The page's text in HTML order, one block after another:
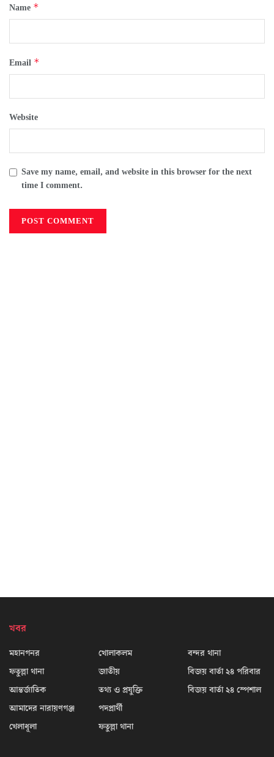
Name *
Email *
Website
Save my name, email, and website in this browser for the next
time I comment.
খবর
মহানগনর
ফতুল্লা থানা
আন্তর্জাতিক
আমাদের নারায়ণগঞ্জ
খেলাধূলা
খোলাকলম
জাতীয়
তথ্য ও প্রযুক্তি
পদপ্রার্থী
ফতুল্লা থানা
বন্দর থানা
বিজয় বার্তা ২৪ পরিবার
বিজয় বার্তা ২৪ স্পেশাল